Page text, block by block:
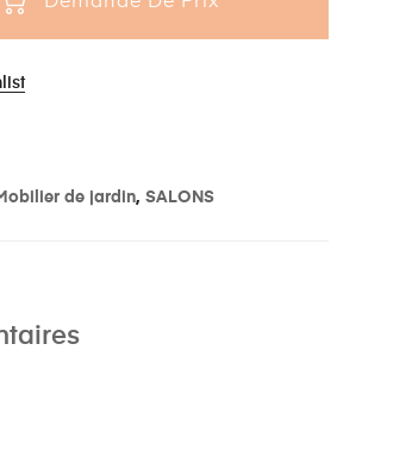
de jardin, SALONS